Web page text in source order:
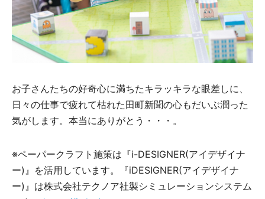
お子さんたちの好奇心に満ちたキラッキラな眼差しに、
日々の仕事で疲れて枯れた田町新聞の心もだいぶ潤った
気がします。本当にありがとう・・・。
※ペーパークラフト施策は『i-DESIGNER(アイデザイナ
ー)』を活用しています。『iDESIGNER(アイデザイナ
ー)』は株式会社テクノア社製シミュレーションシステム